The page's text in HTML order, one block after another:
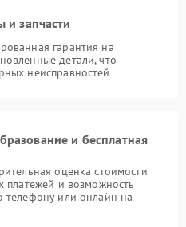
и запчасти
гарантия на
детали, что
неисправностей
и бесплатная
оценка стоимости
платежей и возможность
телефону или онлайн на